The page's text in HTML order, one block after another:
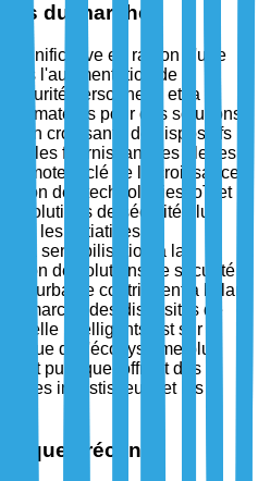
du marché
significative en raison d'une
l'augmentation de
sécurité personnelle et la
pour des solutions
croissante de dispositifs
fournissant des alertes
un moteur clé de la croissance
des technologies IoT et
solutions de sécurité plus
les initiatives
la sensibilisation à la
de solutions de sécurité
urbaine contribuent à l'élan
le marché des dispositifs de
intelligents est sur le
de l'écosystème plus
et publique, offrant des
les investisseurs et les
récents